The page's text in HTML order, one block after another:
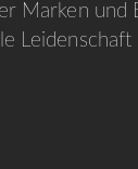
Marken und